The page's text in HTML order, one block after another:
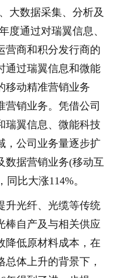
大数据采集、分析及
度通过对瑞翼信息、
营商和积分发行商的
通过瑞翼信息和微能
移动精准营销业务
销业务。凭借公司
瑞翼信息、微能科技
，公司业务量逐步扩
数据营销业务(移动互
比大涨114%。
光纤、光缆等传统
棒自产及与相关供应
降低原材料成本，在
体上升的背景下，